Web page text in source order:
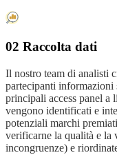
02 Raccolta dati
Il nostro team di analisti
partecipanti
principali access panel a
vengono identificati e
potenziali marchi
verificarne la qualità e la
incongruenze) e